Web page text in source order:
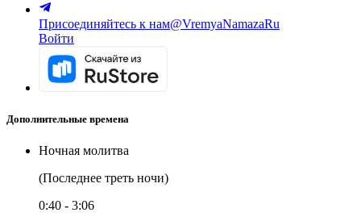
Присоединяйтесь к нам@VremyaNamazaRu
Войти
Дополнительные времена
Ночная молитва
(Последнее треть ночи)
0:40 - 3:06